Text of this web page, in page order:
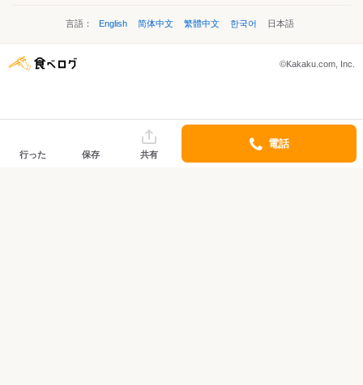
言語： English 简体中文 繁體中文 한국어 日本語
©Kakaku.com, Inc.
行った 保存 共有
電話